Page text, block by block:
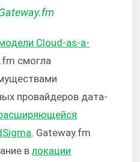
Cloud-as-a-
смогла
провайдеров дата-
. Gateway.fm
в локации